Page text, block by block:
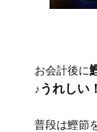
お会計後に
♪うれしい！
普段は鰹節